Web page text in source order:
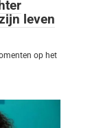
leven
op het